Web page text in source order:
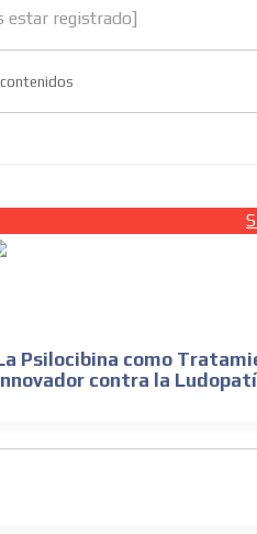
estar registrado]
Psilocibina como
contra la